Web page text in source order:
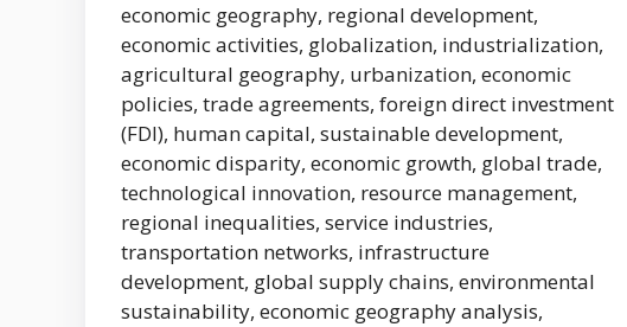
economic geography, regional development,
economic activities, globalization, industrialization,
agricultural geography, urbanization, economic
policies, trade agreements, foreign direct investment
(FDI), human capital, sustainable development,
economic disparity, economic growth, global trade,
technological innovation, resource management,
regional inequalities, service industries,
transportation networks, infrastructure
development, global supply chains, environmental
sustainability, economic geography analysis,